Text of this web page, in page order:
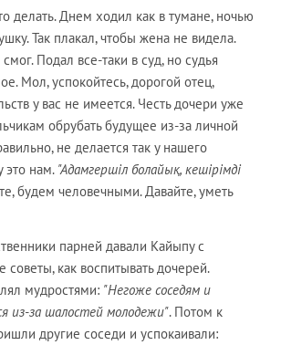
делать. Днем ходил как в тумане, ночью
Так плакал, чтобы жена не видела.
Подал все-таки в суд, но судья
Мол, успокойтесь, дорогой отец,
у вас не имеется. Честь дочери уже
обрубать будущее из-за личной
не делается так у нашего
это нам. "Адамгершіл болайық, кешірімді
будем человечными. Давайте, уметь
парней давали Кайыпу с
как воспитывать дочерей.
мудростями: "Негоже соседям и
из-за шалостей молодежи". Потом к
другие соседи и успокаивали: